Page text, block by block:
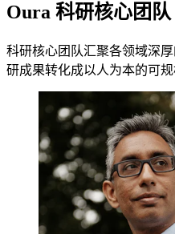
Oura 科研核心团队
科研核心团队汇聚各领域深
研成果转化成以人为本的可规